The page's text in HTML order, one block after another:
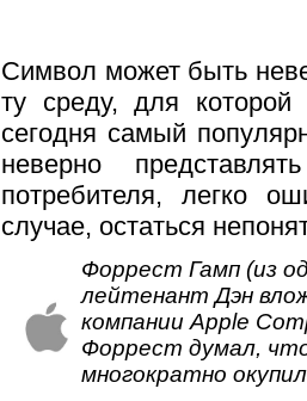
Символ может быть
ту среду, для
сегодня самый
неверно
потребителя, легко
случае, остаться
Форрест Гамп (из
лейтенант Дэн
компании Apple
Форрест думал,
многократно